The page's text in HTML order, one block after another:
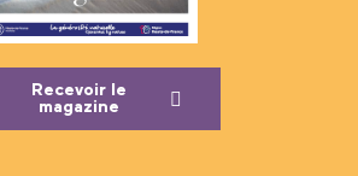
Recevoir le
magazine